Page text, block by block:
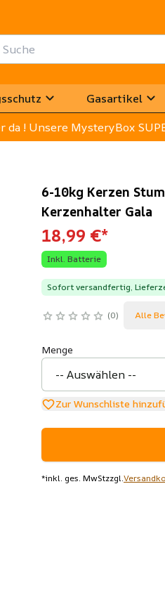
Gasartikel
da ! Unsere MysteryBox
6-10kg Kerzen
Kerzenhalter Gala
18,99 €*
Inkl. Batterie
Sofort versandfertig,
0 Alle
Menge
Zur Wunschliste
*inkl. ges. MwStzzgl.